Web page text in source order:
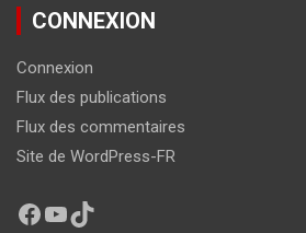
CONNEXION
Connexion
Flux des publications
Flux des commentaires
Site de WordPress-FR